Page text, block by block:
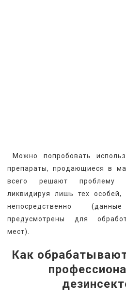
Можно попробовать
препараты, продающиеся в
всего решают проблему
ликвидируя лишь тех
непосредственно
предусмотрены для
мест).
Как